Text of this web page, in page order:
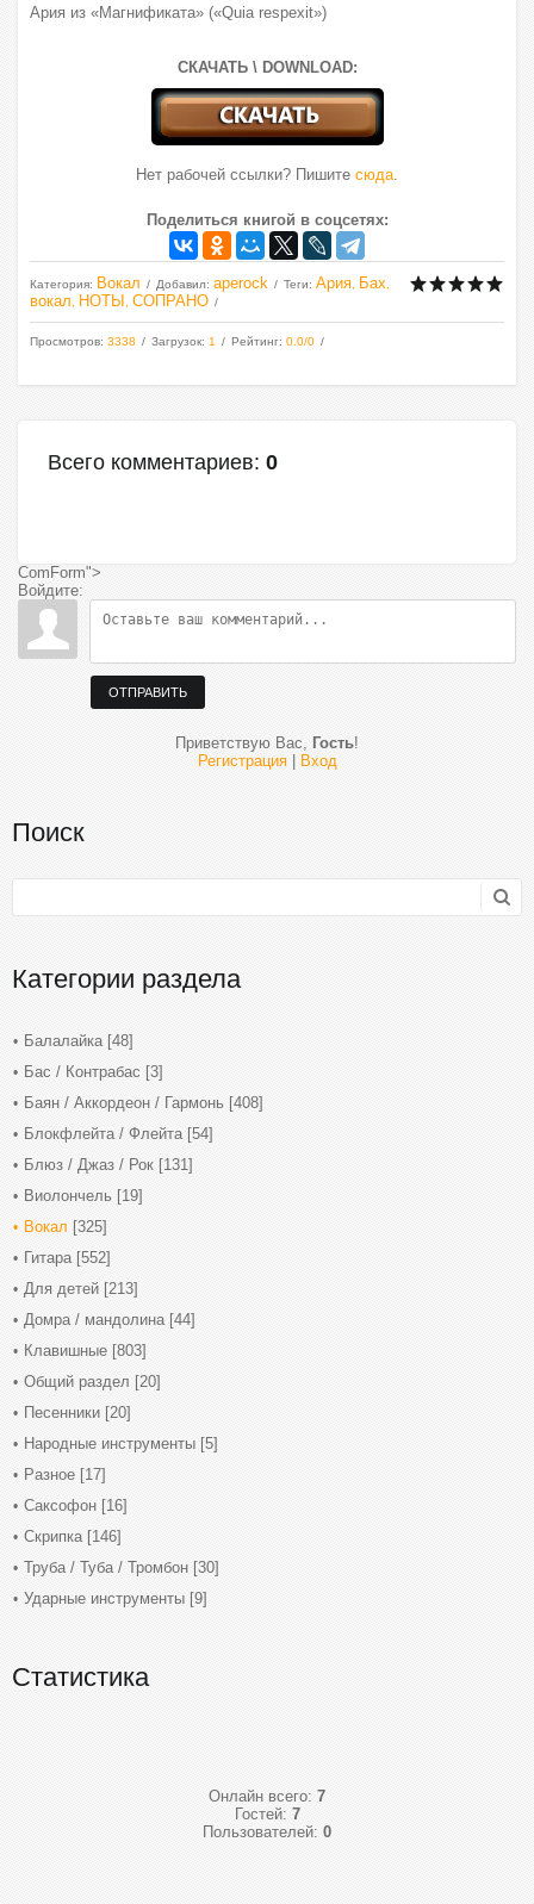
Ария из «Магнификата» («Quia respexit»)
СКАЧАТЬ \ DOWNLOAD:
Нет рабочей ссылки? Пишите сюда.
Поделиться книгой в соцсетях:
Категория: Вокал Добавил: aperock Теги: Ария Бах
вокал НОТЫ СОПРАНО
Просмотров: 3338 Загрузок: 1 Рейтинг: 0.0/0
Всего комментариев: 0
ComForm">
Войдите:
ОТПРАВИТЬ
Приветствую Вас, Гость!
Регистрация| Вход
Поиск
Категории раздела
Балалайка [48]
Бас / Контрабас [3]
Баян / Аккордеон / Гармонь [408]
Блокфлейта / Флейта [54]
Блюз / Джаз / Рок [131]
Виолончель [19]
Вокал [325]
Гитара [552]
Для детей [213]
Домра / мандолина [44]
Клавишные [803]
Общий раздел [20]
Песенники [20]
Народные инструменты [5]
Разное [17]
Саксофон [16]
Скрипка [146]
Труба / Туба / Тромбон [30]
Ударные инструменты [9]
Статистика
Онлайн всего: 7
Гостей: 7
Пользователей: 0